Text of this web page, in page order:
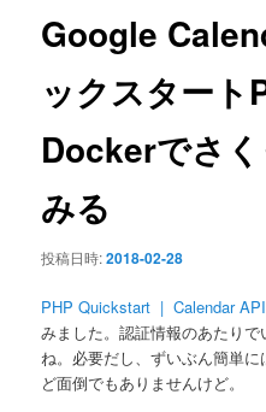
ー
ョ
ン
Google
ックスタート
Dockerでさ
みる
投稿日時:2018-02-28
PHP Quickstart | Calendar
みました。認証情報のあたり
ね。必要だし、ずいぶん簡単
ど面倒でもありませんけど。